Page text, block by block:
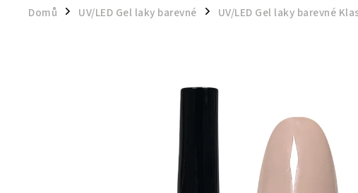
Domů / UV/LED Gel laky barevné / UV/LED Gel laky barevné